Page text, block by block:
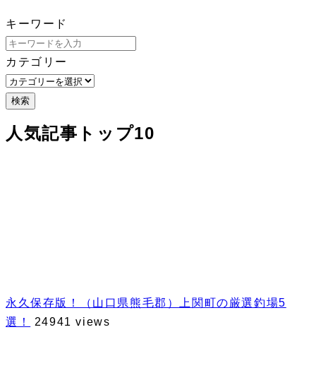
キーワード
カテゴリー
検索
人気記事トップ10
永久保存版！（山口県熊毛郡）上関町の厳選釣場5
選！
24941 views